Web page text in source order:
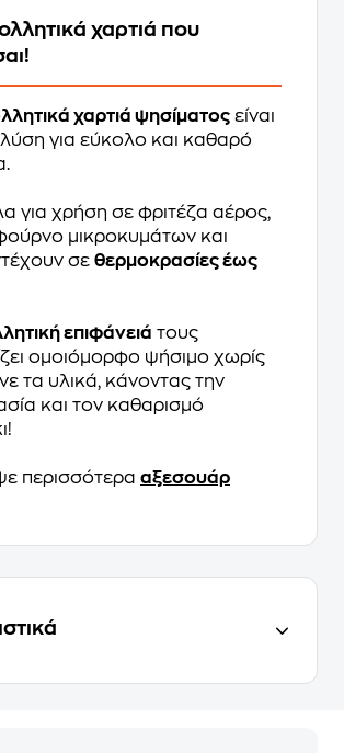
χαρτιά που
χαρτιά ψησίματος είναι
λύση για εύκολο και καθαρό
για χρήση σε φριτέζα αέρος,
μικροκυμάτων και
σε θερμοκρασίες έως
επιφάνειά τους
ομοιόμορφο ψήσιμο χωρίς
τα υλικά, κάνοντας την
και τον καθαρισμό
περισσότερα αξεσουάρ